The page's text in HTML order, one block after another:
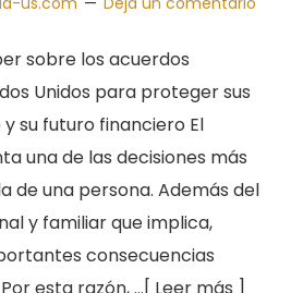
sobre los acuerdos
Unidos para proteger sus
su futuro financiero El
una de las decisiones más
de una persona. Además del
y familiar que implica,
consecuencias